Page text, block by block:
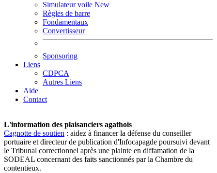
Simulateur voile New
Règles de barre
Fondamentaux
Convertisseur
Sponsoring
Liens
CDPCA
Autres Liens
Aide
Contact
L'information des plaisanciers agathois
Cagnotte de soutien : aidez à financer la défense du conseiller
portuaire et directeur de publication d'Infocapagde poursuivi devant
le Tribunal correctionnel après une plainte en diffamation de la
SODEAL concernant des faits sanctionnés par la Chambre du
contentieux.